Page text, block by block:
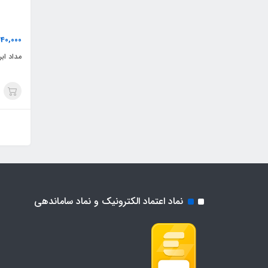
مداد
نماد اعتماد الکترونیک و نماد ساماندهی